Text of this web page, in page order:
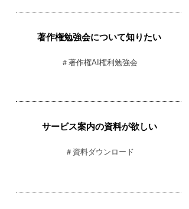
著作権勉強会について知りたい
＃著作権AI権利勉強会
サービス案内の資料が欲しい
＃資料ダウンロード